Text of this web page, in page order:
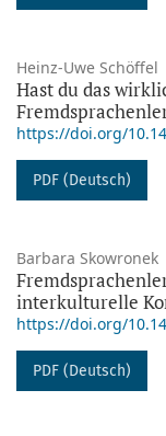
Heinz-Uwe Schöffel
Hast du das
https://doi.org/
PDF (Deutsch)
Barbara Skowronek
interkulturelle
https://doi.org/
PDF (Deutsch)